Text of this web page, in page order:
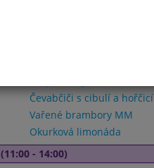
Čevabčiči s cibulí a hořčicí
Vařené brambory MM
Okurková limonáda
- 14:00)